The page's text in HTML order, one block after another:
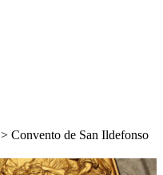
> Convento de San Ildefonso